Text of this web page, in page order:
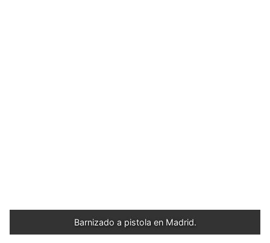
Barnizado a pistola en Madrid.